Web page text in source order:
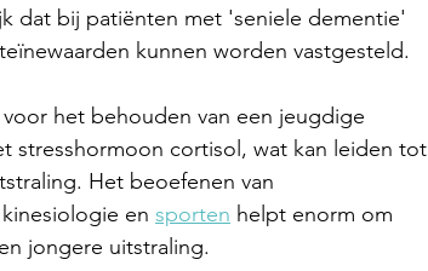
dat bij patiënten met 'seniele dementie'
kunnen worden vastgesteld.
het behouden van een jeugdige
stresshormoon cortisol, wat kan leiden tot
Het beoefenen van
en sporten helpt enorm om
jongere uitstraling.